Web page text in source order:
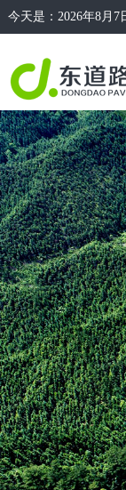
今天是： 2026年8月